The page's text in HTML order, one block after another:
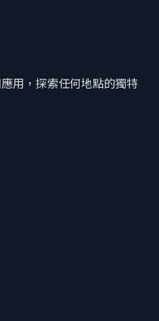
用，探索任何地點的獨特